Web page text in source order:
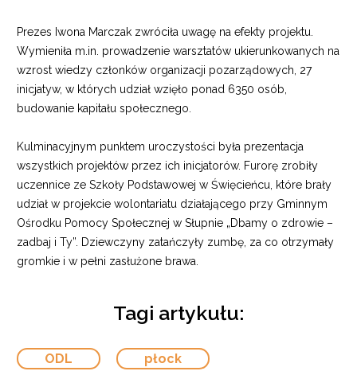
Prezes Iwona Marczak zwróciła uwagę na efekty projektu.
Wymieniła m.in. prowadzenie warsztatów ukierunkowanych na
wzrost wiedzy członków organizacji pozarządowych, 27
inicjatyw, w których udział wzięło ponad 6350 osób,
budowanie kapitału społecznego.
Kulminacyjnym punktem uroczystości była prezentacja
wszystkich projektów przez ich inicjatorów. Furorę zrobiły
uczennice ze Szkoły Podstawowej w Święcieńcu, które brały
udział w projekcie wolontariatu działającego przy Gminnym
Ośrodku Pomocy Społecznej w Słupnie „Dbamy o zdrowie –
zadbaj i Ty”. Dziewczyny zatańczyły zumbę, za co otrzymały
gromkie i w pełni zasłużone brawa.
Tagi artykułu:
ODL płock